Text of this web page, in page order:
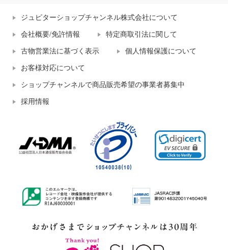
ジュピターショップチャンネル株式会社について
会社概要/免許情報 特定商取引法に関して
古物営業法に基づく表示 個人情報保護について
お客様対応について
ショップチャンネルで商品販売希望の事業者募集中
採用情報